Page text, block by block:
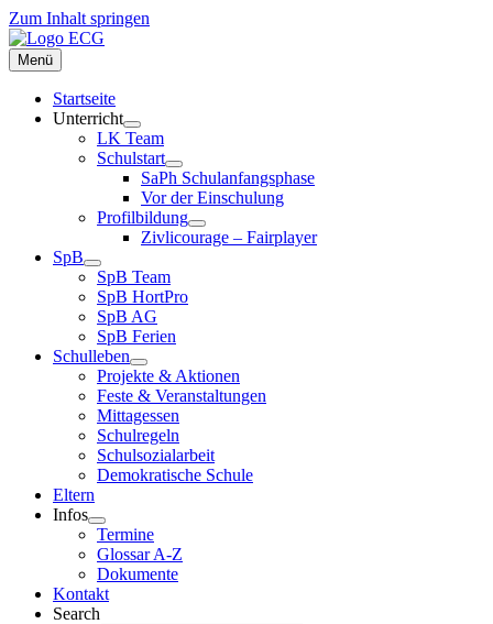
Zum Inhalt springen
Menü
Startseite
Unterricht
LK Team
Schulstart
SaPh Schulanfangsphase
Vor der Einschulung
Profilbildung
Zivlicourage – Fairplayer
SpB
SpB Team
SpB HortPro
SpB AG
SpB Ferien
Schulleben
Projekte & Aktionen
Feste & Veranstaltungen
Mittagessen
Schulregeln
Schulsozialarbeit
Demokratische Schule
Eltern
Infos
Termine
Glossar A-Z
Dokumente
Kontakt
Search